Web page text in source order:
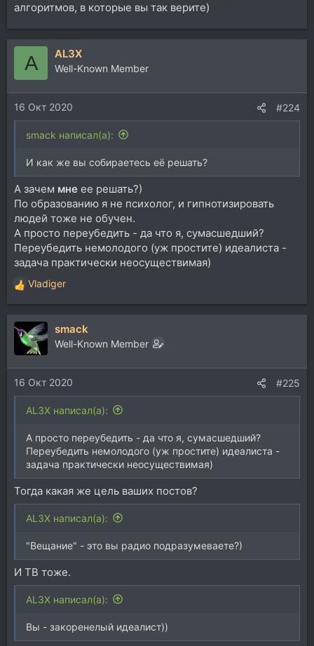
алгоритмов, в которые вы так верите)
A AL3X
Well-Known Member
16 Окт 2020 #224
smack написал(а):
И как же вы собираетесь её решать?
А зачем мне ее решать?)
По образованию я не психолог, и гипнотизировать
людей тоже не обучен.
А просто переубедить - да что я, сумасшедший?
Переубедить немолодого (уж простите) идеалиста -
задача практически неосуществимая)
Р
е
а
к
и
и
:
Vladiger
smack
Well-Known Member
16 Окт 2020 #225
AL3X написал(а):
А просто переубедить - да что я, сумасшедший?
Переубедить немолодого (уж простите) идеалиста -
задача практически неосуществимая)
Тогда какая же цель ваших постов?
AL3X написал(а):
"Вещание" - это вы радио подразумеваете?)
И ТВ тоже.
AL3X написал(а):
Вы - закоренелый идеалист))